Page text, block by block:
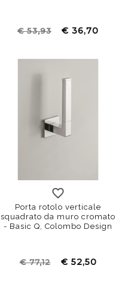
€ 53,93 € 36,70
Porta rotolo verticale
squadrato da muro cromato
- Basic Q, Colombo Design
€ 77,12 € 52,50